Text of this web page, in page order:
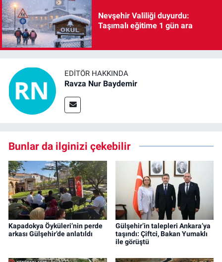
Nevşehir Valiliği duyurdu:
Taşımalı eğitime 1 gün ara
EDITÖR HAKKINDA
Ravza Nur Baydemir
Bunlar da ilginizi çekebilir
Kapadokya Öyküleri’nin perde
arkası Gülşehir’de anlatıldı
Gülşehir’in talepleri Ankara’ya
taşındı: Çiftci, Bakan Yumaklı
ile görüştü